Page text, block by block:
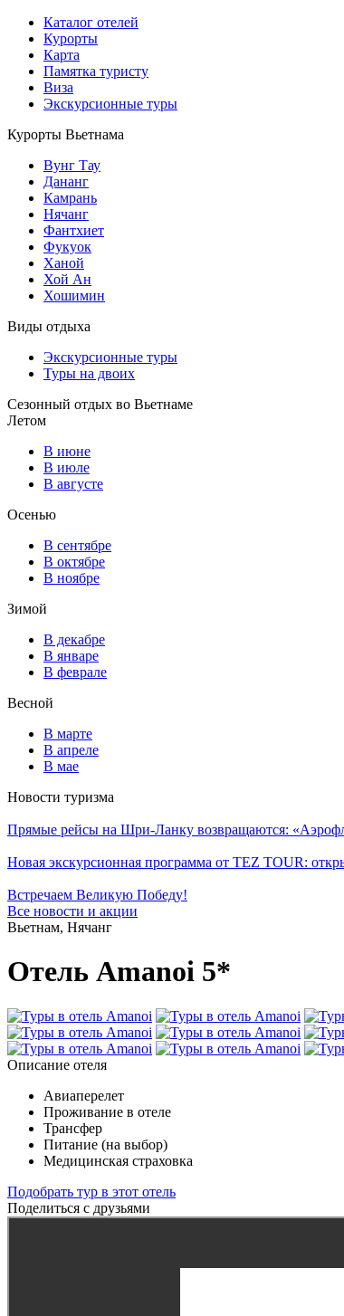
Каталог отелей
Курорты
Карта
Памятка туристу
Виза
Экскурсионные туры
Курорты Вьетнама
Вунг Тау
Дананг
Камрань
Нячанг
Фантхиет
Фукуок
Ханой
Хой Ан
Хошимин
Виды отдыха
Экскурсионные туры
Туры на двоих
Сезонный отдых во Вьетнаме
Летом
В июне
В июле
В августе
Осенью
В сентябре
В октябре
В ноябре
Зимой
В декабре
В январе
В феврале
Весной
В марте
В апреле
В мае
Новости туризма
Прямые рейсы на Шри-Ланку возвращаются:
Новая экскурсионная программа от TEZ TOUR:
Встречаем Великую Победу!
Все новости и акции
Вьетнам, Нячанг
Отель Amanoi 5*
Описание отеля
Авиаперелет
Проживание в отеле
Трансфер
Питание (на выбор)
Медицинская страховка
Подобрать тур в этот отель
Поделиться с друзьями